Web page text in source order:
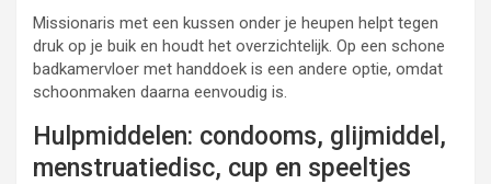
Missionaris met een kussen onder je heupen helpt tegen
druk op je buik en houdt het overzichtelijk. Op een schone
badkamervloer met handdoek is een andere optie, omdat
schoonmaken daarna eenvoudig is.
Hulpmiddelen: condooms, glijmiddel,
menstruatiedisc, cup en speeltjes